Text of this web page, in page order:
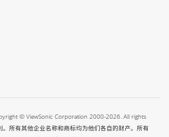
© ViewSonic Corporation 2000-2026. All rights
所有其他企业名称和商标均为他们各自的财产。所有